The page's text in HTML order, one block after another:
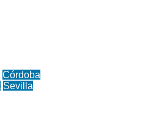
Córdoba
Sevilla